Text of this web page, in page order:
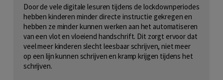
Door de vele digitale lesuren tijdens de lockdownperiodes
hebben kinderen minder directe instructie gekregen en
hebben ze minder kunnen werken aan het automatiseren
van een vlot en vloeiend handschrift. Dit zorgt ervoor dat
veel meer kinderen slecht leesbaar schrijven, niet meer
op een lijn kunnen schrijven en kramp krijgen tijdens het
schrijven.